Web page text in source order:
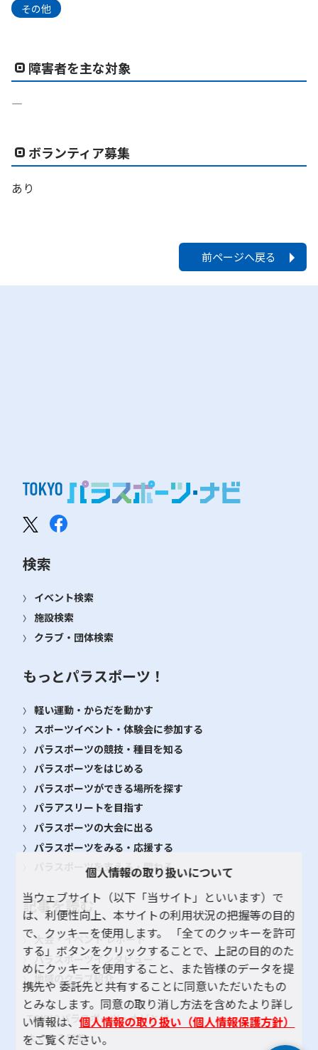
その他
障害者を主な対象
―
ボランティア募集
あり
前ページへ戻る
検索
イベント検索
施設検索
クラブ・団体検索
もっとパラスポーツ！
軽い運動・からだを動かす
スポーツイベント・体験会に参加する
パラスポーツの競技・種目を知る
パラスポーツをはじめる
パラスポーツができる場所を探す
パラアスリートを目指す
パラスポーツの大会に出る
パラスポーツをみる・応援する
パラスポーツを支える・関わる
記事を読む
大会・イベント レポート
パラスポーツインタビュー
地域のクラブ紹介
TOKYOパラスポーツ・ナビとは
よくある質問
個人情報の取り扱いについて
当ウェブサイト（以下「当サイト」といいます）で
は、利便性向上、本サイトの利用状況の把握等の目的
で、クッキーを使用します。 「全てのクッキーを許可
する」ボタンをクリックすることで、上記の目的のた
めにクッキーを使用すること、また皆様のデータを提
携先や 委託先と共有することに同意いただいたもの
とみなします。同意の取り消し方法を含めたより詳し
い情報は、個人情報の取り扱い（個人情報保護方針）
をご覧ください。